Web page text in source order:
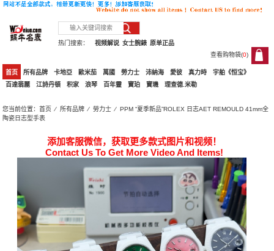
热门搜索： 原单正品
女士腕錶
视频解说
查看购物袋(0)
0
首页 所有品牌 卡地亞 歐米茄 萬國 勞力士 沛納海 愛彼 真力時
宇舶《恒宝》
百達翡麗
江詩丹頓 积家 浪琴 百年靈 寶珀 寶璣 理查德.米勒
您当前位置：首页 ⁄所有品牌 ⁄勞力士 ⁄ PPM “夏季新品”ROLEX 日志AET REMOULD 41mm全
陶瓷日志型手表
添加客服微信，获取更多款式图片和视频！
Contact Us To Get More Video And Items!